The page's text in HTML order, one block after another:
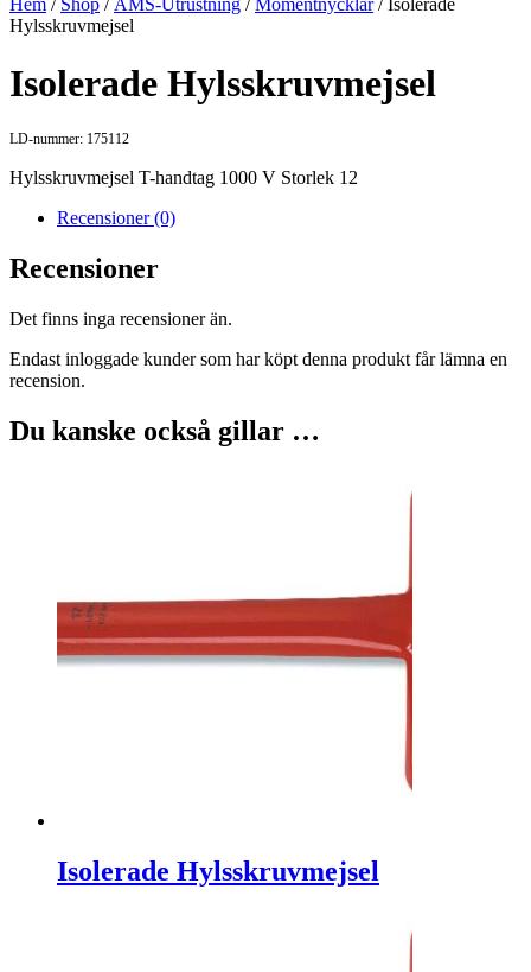
Hylsskruvmejsel
Isolerade Hylsskruvmejsel
LD-nummer: 175112
Hylsskruvmejsel T-handtag 1000 V Storlek 12
Recensioner (0)
Recensioner
Det finns inga recensioner än.
Endast inloggade kunder som har köpt denna produkt får lämna en
recension.
Du kanske också gillar …
Isolerade Hylsskruvmejsel